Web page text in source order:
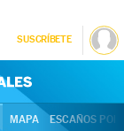
SUSCRÍBETE
MAPA ESCAÑOS